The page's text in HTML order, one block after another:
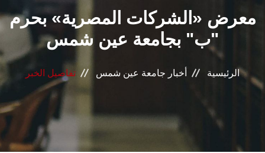
الشئون الأكاديمية
البحث العلمي
الرعاية الصحية
المراكز والوحدات
الأنظمة الذكية
معرض «الشركات المصرية» بحرم
"ب" بجامعة عين شمس
الرئيسية أخبار جامعة عين شمس تفاصيل الخبر